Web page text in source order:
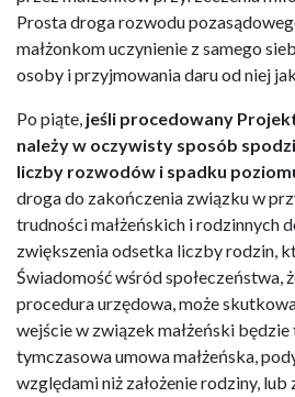
Prosta droga rozwodu
małżonkom uczynienie z samego
osoby i przyjmowania daru od niej
Po piąte, jeśli procedowany
należy w oczywisty sposób
liczby rozwodów i spadku
droga do zakończenia związku w
trudności małżeńskich i rodzinnych
zwiększenia odsetka liczby rodzin,
Świadomość wśród społeczeństwa,
procedura urzędowa, może
wejście w związek małżeński
tymczasowa umowa małżeńska,
względami niż założenie rodziny, lub